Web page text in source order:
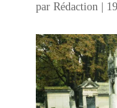
par Rédaction|